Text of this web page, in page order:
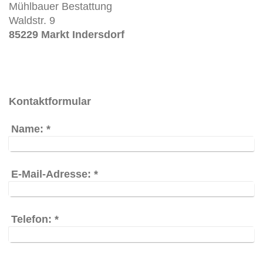
Mühlbauer Bestattung
Waldstr. 9
85229 Markt Indersdorf
Kontaktformular
Name: *
E-Mail-Adresse: *
Telefon: *